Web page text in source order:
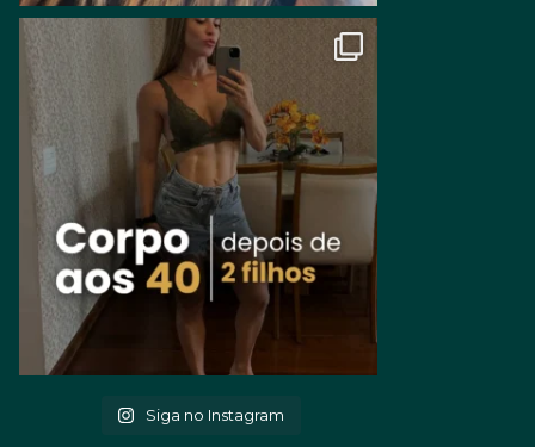
Siga no Instagram